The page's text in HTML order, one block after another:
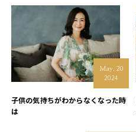
May. 20
2024
子供の気持ちがわからなくなった時
は